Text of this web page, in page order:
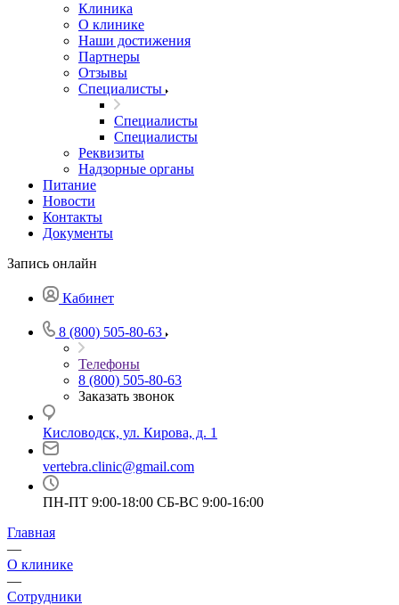
Клиника
О клинике
Наши достижения
Партнеры
Отзывы
Специалисты
Специалисты
Специалисты
Реквизиты
Надзорные органы
Питание
Новости
Контакты
Документы
Запись онлайн
Кабинет
8 (800) 505-80-63
Телефоны
8 (800) 505-80-63
Заказать звонок
Кисловодск, ул. Кирова, д. 1
vertebra.clinic@gmail.com
ПН-ПТ 9:00-18:00 СБ-ВС 9:00-16:00
Главная
—
О клинике
—
Сотрудники